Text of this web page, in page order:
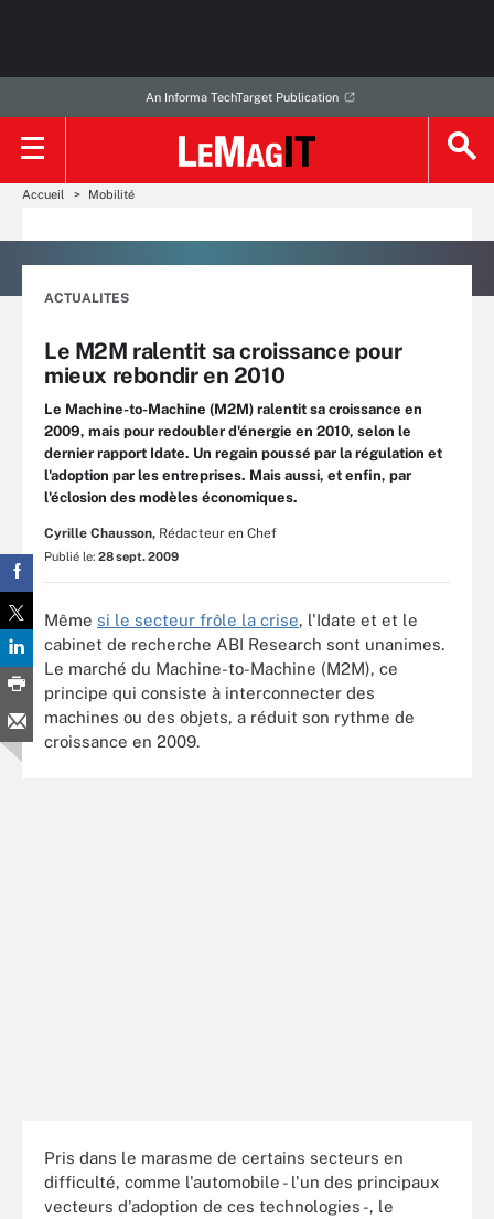
An Informa TechTarget Publication
Accueil Mobilité
ACTUALITES
Le M2M ralentit sa croissance pour
mieux rebondir en 2010
Le Machine-to-Machine (M2M) ralentit sa croissance en
2009, mais pour redoubler d'énergie en 2010, selon le
dernier rapport Idate. Un regain poussé par la régulation et
l'adoption par les entreprises. Mais aussi, et enfin, par
l'éclosion des modèles économiques.
Cyrille Chausson, Rédacteur en Chef
Publié le: 28 sept. 2009
Même si le secteur frôle la crise, l'Idate et et le
cabinet de recherche ABI Research sont unanimes.
Le marché du Machine-to-Machine (M2M), ce
principe qui consiste à interconnecter des
machines ou des objets, a réduit son rythme de
croissance en 2009.
Pris dans le marasme de certains secteurs en
difficulté, comme l'automobile - l'un des principaux
vecteurs d'adoption de ces technologies -, le